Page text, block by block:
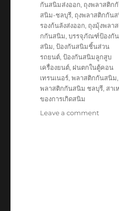
กันสนิมส่งออก, ถุงพลาสติก
สนิม-ชลบุรี, ถุงพลาสติกกัน
รองก้นลังส่งออก, ถุงมุ้งพลา
กกันสนิม,บรรจุภัณฑ์ป้องกัน
สนิม,ป้องกันสนิมชิ้นส่วน
รถยนต์,ป้องกันสนิมลูกสูบ
เครื่องยนต์, ฝนตกในตู้คอน
เทรนเนอร์,พลาสติกกันสนิม,
พลาสติกกันสนิม ชลบุรี, สาเ
ของการเกิดสนิม
Leave a commenton